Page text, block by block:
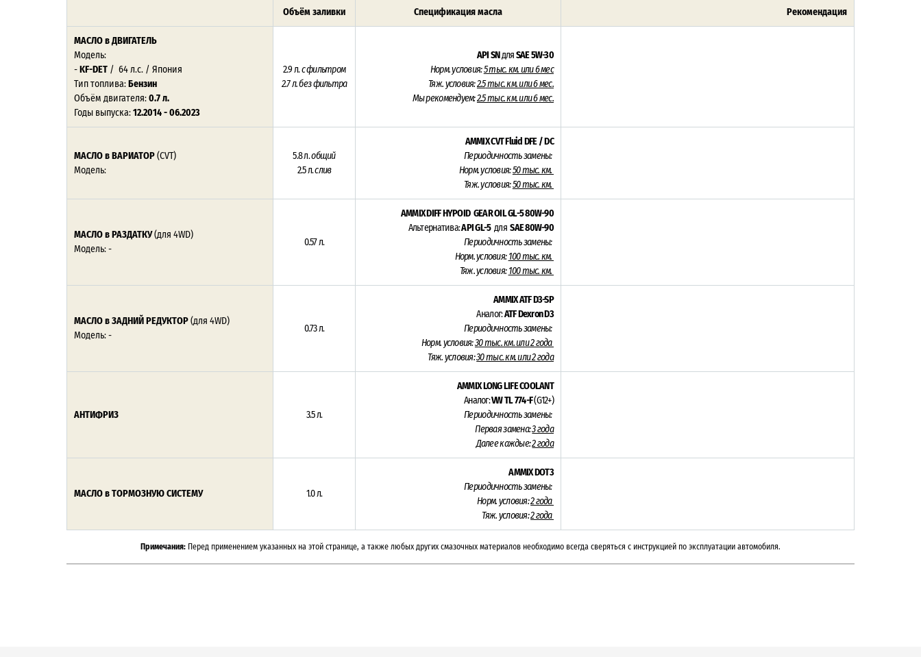
Объём заливки Спецификация масла Рекомендация
МАСЛО в ДВИГАТЕЛЬ
Модель:
-KF-DET / 64 л.с. / Япония
Тип топлива:Бензин
Объём двигателя:0.7 л.
Годы выпуска:12.2014 - 06.2023
2.9 л.с фильтром
2.7 л. без фильтра
API SNдляSAE 5W-30
Норм. условия:5тыс. км. или 6 мес
Тяж. условия:2.5тыс. км. или 6 мес.
Мы рекомендуем:2.5 тыс. км. или 6 мес.
МАСЛО в ВАРИАТОР(CVT)
Модель:
5.8 л.общий
2.5 л.слив
AMMIX CVT Fluid DFE / DC
Периодичность замены:
Норм. условия:50 тыс. км.
Тяж. условия:50 тыс. км.
МАСЛО в РАЗДАТКУ(для 4WD)
Модель: -
0.57 л.
AMMIX DIFF HYPOID GEAR OIL GL-5 80W-90
Альтернатива:API GL-5дляSAE 80W-90
Периодичность замены:
Норм. условия:100 тыс. км.
Тяж. условия:100 тыс. км.
МАСЛО в ЗАДНИЙ РЕДУКТОР(для 4WD)
Модель: -
0.73 л.
AMMIX ATF D3-SP
Аналог:ATF Dexron D3
Периодичность замены:
Норм. условия:30 тыс. км. или 2 года
Тяж. условия:30 тыс. км. или 2 года
АНТИФРИЗ 3.5 л.
AMMIX LONG LIFE COOLANT
Аналог:VW TL 774-F(G12+)
Периодичность замены:
Первая замена:3 года
Далее каждые:2 года
МАСЛО в ТОРМОЗНУЮ СИСТЕМУ 1.0 л.
AMMIX DOT3
Периодичность замены:
Норм. условия:2 года
Тяж. условия:2 года
Примечания: Перед применением указанных на этой странице, а также любых других смазочных материалов необходимо всегда сверяться с инструкцией по эксплуатации автомобиля.